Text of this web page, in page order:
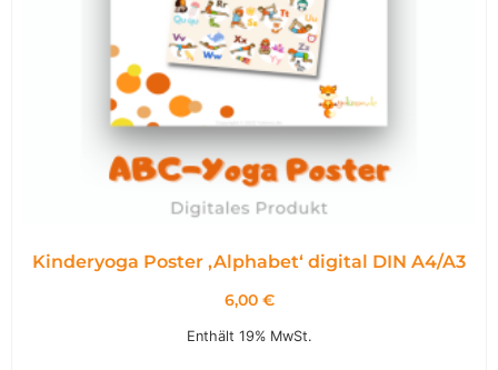
Kinderyoga Poster ,Alphabet‘ digital DIN A4/A3
6,00 €
Enthält 19% MwSt.